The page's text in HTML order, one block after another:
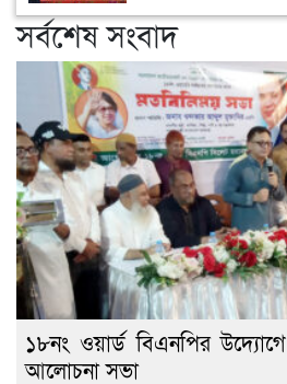
সর্বশেষ সংবাদ
১৮নং ওয়ার্ড বিএনপির
আলোচনা সভা